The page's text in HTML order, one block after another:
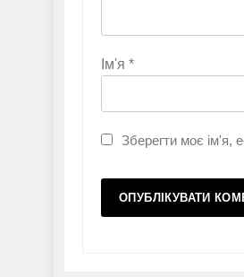
Ім'я *
Зберегти моє ім'я,